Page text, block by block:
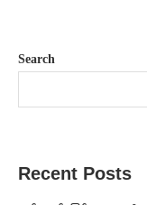
Search
Recent Posts